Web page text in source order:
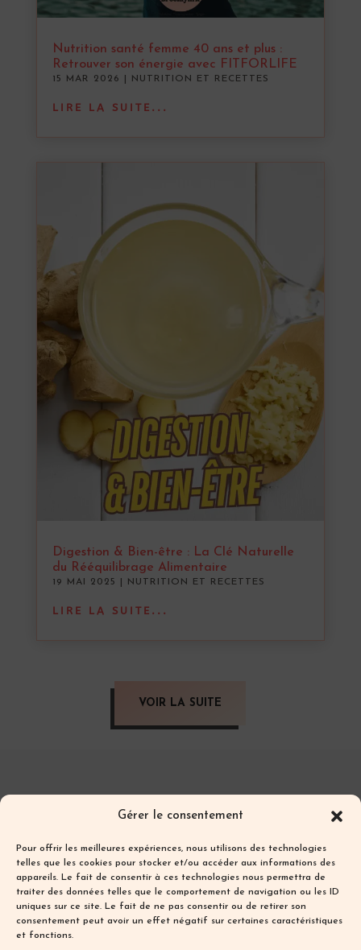
Gérer le consentement
Pour offrir les meilleures expériences, nous utilisons des technologies
telles que les cookies pour stocker et/ou accéder aux informations des
appareils. Le fait de consentir à ces technologies nous permettra de
traiter des données telles que le comportement de navigation ou les ID
uniques sur ce site. Le fait de ne pas consentir ou de retirer son
consentement peut avoir un effet négatif sur certaines caractéristiques
et fonctions.
Nutrition santé femme 40 ans et plus :
Retrouver son énergie avec FITFORLIFE
15 MAR 2026 NUTRITION ET RECETTES
LIRE LA SUITE...
Digestion & Bien-être : La Clé Naturelle
du Rééquilibrage Alimentaire
19 MAI 2025 NUTRITION ET RECETTES
LIRE LA SUITE...
VOIR LA SUITE
propriété et sont protégés par les droits
Toute reproduction partielle ou totale sans
autorisation préalable écrite est interdite.
Les textes et photos de ce blog sont ma
propriété et sont protégés par les droits